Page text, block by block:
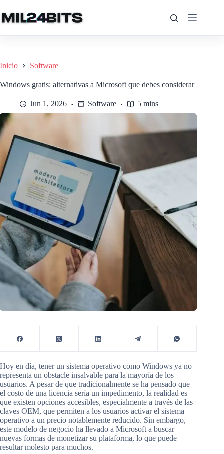
al
contenido
Inicio Software
Windows gratis: alternativas a Microsoft que debes considerar
Jun 1, 2026 Software 5 mins
Hoy en día, tener un sistema operativo como Windows ya no
representa un obstacle insalvable para la mayoría de los
usuarios. A pesar de que tradicionalmente se ha pensado que
el costo de una licencia sería un impedimento, la realidad es
que existen opciones accesibles, especialmente a través de las
claves OEM, que permiten a los usuarios activar el sistema
operativo a un precio notablemente reducido. Sin embargo,
este modelo de negocio ha llevado a Microsoft a buscar
nuevas formas de monetizar su plataforma, lo que puede
resultar molesto para muchos.